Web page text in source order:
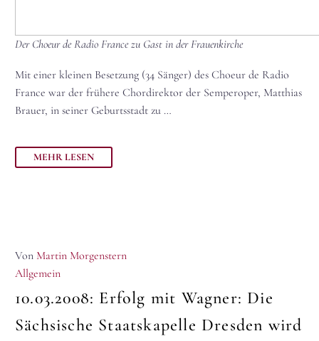
Der Choeur de Radio France zu Gast in der Frauenkirche
Mit einer kleinen Besetzung (34 Sänger) des Choeur de Radio
France war der frühere Chordirektor der Semperoper, Matthias
Brauer, in seiner Geburtsstadt zu …
MEHR LESEN
Von Martin Morgenstern
Allgemein
10.03.2008: Erfolg mit Wagner: Die
Sächsische Staatskapelle Dresden wird